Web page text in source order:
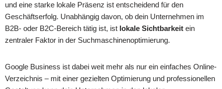
und eine starke lokale Präsenz ist entscheidend für den
Geschäftserfolg. Unabhängig davon, ob dein Unternehmen im
B2B- oder B2C-Bereich tätig ist, ist lokale Sichtbarkeit ein
zentraler Faktor in der Suchmaschinenoptimierung.
Google Business ist dabei weit mehr als nur ein einfaches Online-
Verzeichnis – mit einer gezielten Optimierung und professionellen